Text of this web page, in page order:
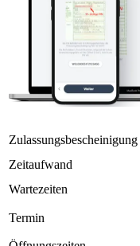
Zulassungsbescheinigung
Zeitaufwand
Wartezeiten
Termin